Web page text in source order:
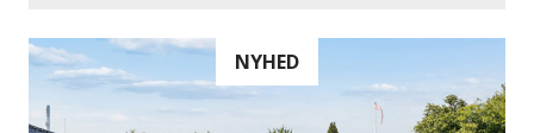
NYHED